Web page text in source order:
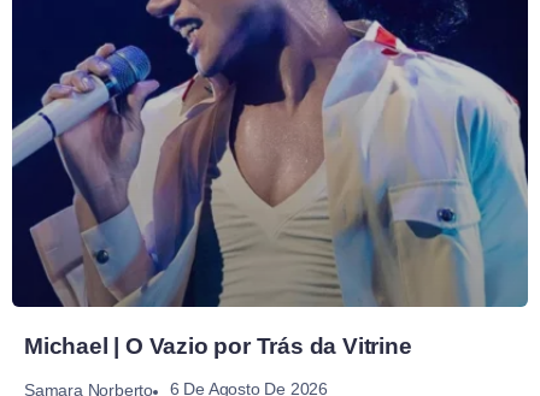
Michael | O Vazio por Trás da Vitrine
Samara Norberto 6 De Agosto De 2026